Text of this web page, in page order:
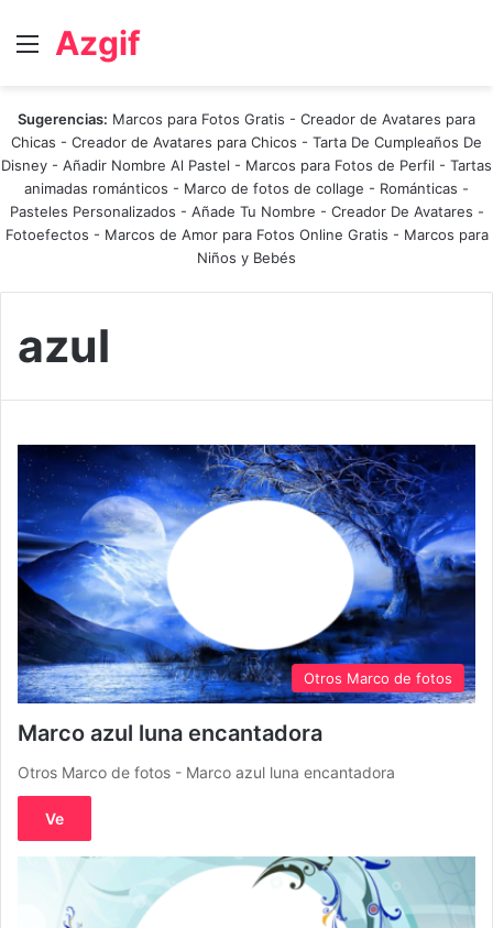
Menú
Azgif
Sugerencias: Marcos para Fotos Gratis - Creador de Avatares para
Chicas - Creador de Avatares para Chicos - Tarta De Cumpleaños De
Disney - Añadir Nombre Al Pastel - Marcos para Fotos de Perfil - Tartas
animadas románticos - Marco de fotos de collage - Románticas -
Pasteles Personalizados - Añade Tu Nombre - Creador De Avatares -
Fotoefectos - Marcos de Amor para Fotos Online Gratis - Marcos para
Niños y Bebés
azul
Otros Marco de fotos
Marco azul luna encantadora
Otros Marco de fotos - Marco azul luna encantadora
Ve